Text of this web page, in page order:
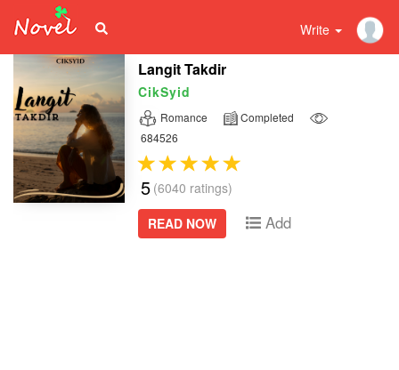
Write
Langit Takdir
CikSyid
Romance
Completed
684526
5 (6040 ratings)
READ NOW
Add